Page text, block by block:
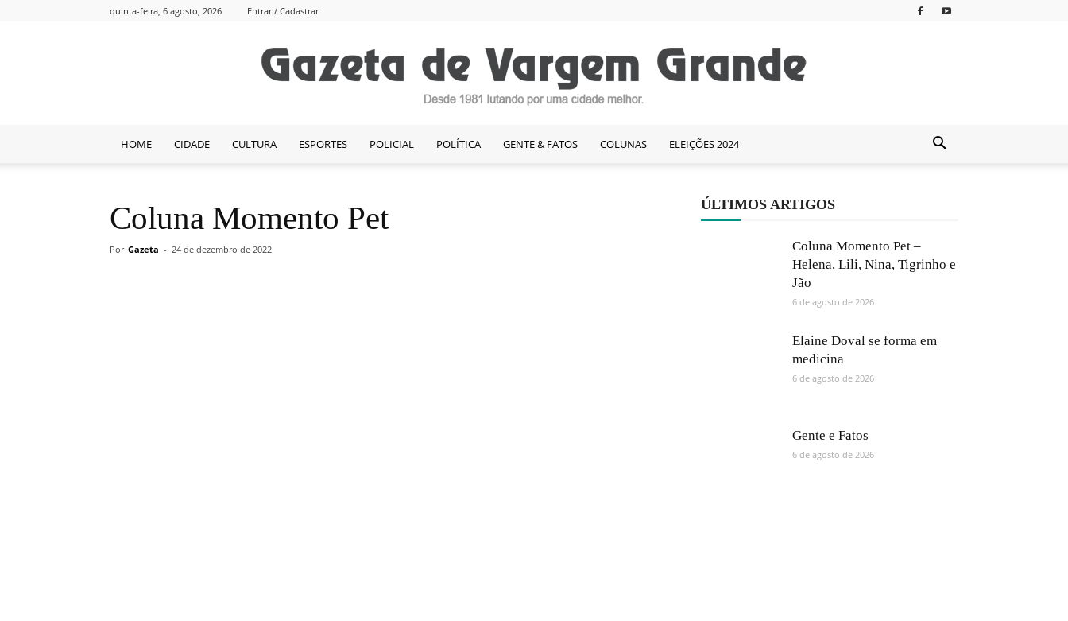
quinta-feira, 6 agosto, 2026 Entrar / Cadastrar
HOME CIDADE CULTURA ESPORTES POLICIAL POLÍTICA GENTE & FATOS COLUNAS ELEIÇÕES 2024
Coluna Momento Pet
Por Gazeta - 24 de dezembro de 2022
ÚLTIMOS ARTIGOS
Coluna Momento Pet –
Helena, Lili, Nina, Tigrinho e
Jão
6 de agosto de 2026
Elaine Doval se forma em
medicina
6 de agosto de 2026
Gente e Fatos
6 de agosto de 2026